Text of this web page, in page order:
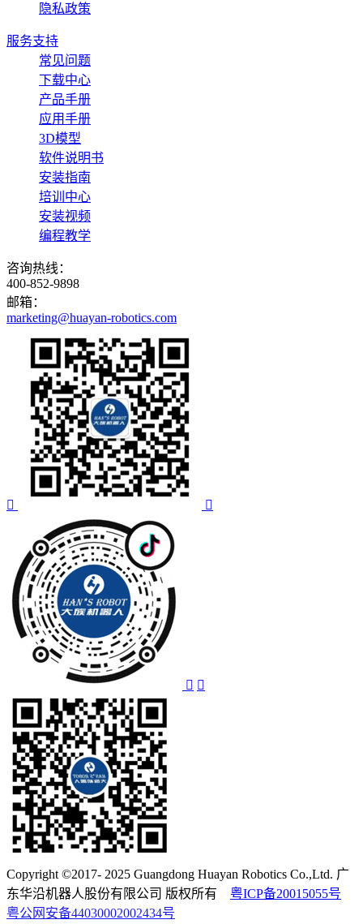
隐私政策
服务支持
常见问题
下载中心
产品手册
应用手册
3D模型
软件说明书
安装指南
培训中心
安装视频
编程教学
咨询热线：
400-852-9898
邮箱：
marketing@huayan-robotics.com
Copyright ©2017- 2025 Guangdong Huayan Robotics Co.,Ltd. 广
东华沿机器人股份有限公司 版权所有 粤ICP备20015055号
粤公网安备44030002002434号